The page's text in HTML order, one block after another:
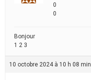
0
0
Bonjour
1 2 3
10 octobre 2024 à 10 h 08 min